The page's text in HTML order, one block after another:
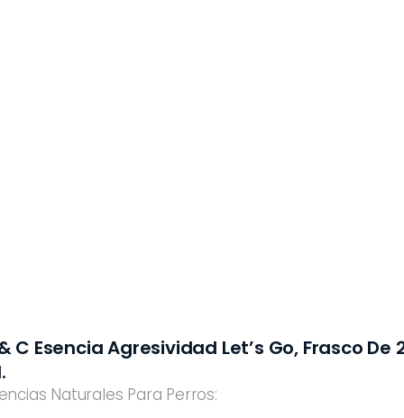
Naturales Para Perros:
C Esencia Agresividad Let’s Go, Frasco De